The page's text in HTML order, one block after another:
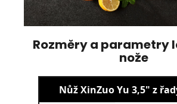
Rozměry a parametry
nože
Nůž XinZuo Yu 3,5" z